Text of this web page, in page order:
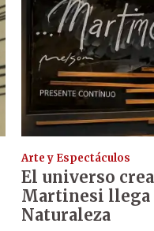
Arte y Espectáculos
El universo
Martinesi llega
Naturaleza